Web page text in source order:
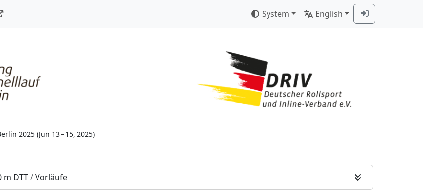
System English
2025 (Jun 13 – 15, 2025)
m DTT/Vorläufe